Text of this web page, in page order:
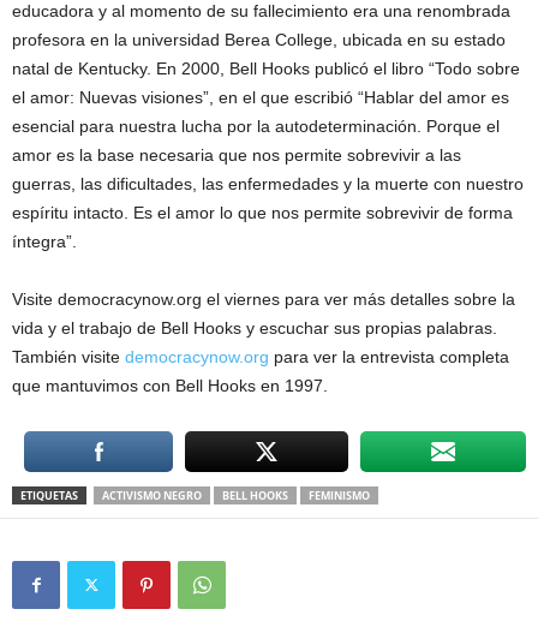
educadora y al momento de su fallecimiento era una renombrada
profesora en la universidad Berea College, ubicada en su estado
natal de Kentucky. En 2000, Bell Hooks publicó el libro “Todo sobre
el amor: Nuevas visiones”, en el que escribió “Hablar del amor es
esencial para nuestra lucha por la autodeterminación. Porque el
amor es la base necesaria que nos permite sobrevivir a las
guerras, las dificultades, las enfermedades y la muerte con nuestro
espíritu intacto. Es el amor lo que nos permite sobrevivir de forma
íntegra”.
Visite democracynow.org el viernes para ver más detalles sobre la
vida y el trabajo de Bell Hooks y escuchar sus propias palabras.
También visite democracynow.org para ver la entrevista completa
que mantuvimos con Bell Hooks en 1997.
ETIQUETAS ACTIVISMO NEGRO BELL HOOKS FEMINISMO